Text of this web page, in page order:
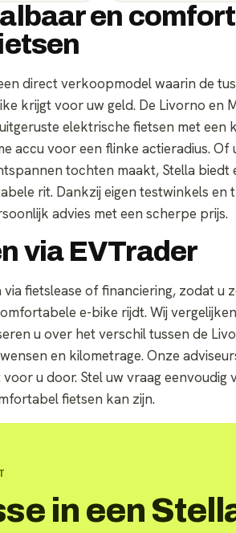
en
direct verkoopmodel waarin de
krijgt voor uw geld. De Livorno en
elektrische fietsen met een
accu voor een flinke actieradius. Of
tochten maakt, Stella biedt
rit. Dankzij eigen testwinkels en
advies met een scherpe prijs.
via EVTrader
via fietslease of financiering, zodat u
e-bike rijdt. Wij
u over het verschil tussen de
en kilometrage. Onze
u door. Stel uw vraag eenvoudig
fietsen kan zijn.
in een